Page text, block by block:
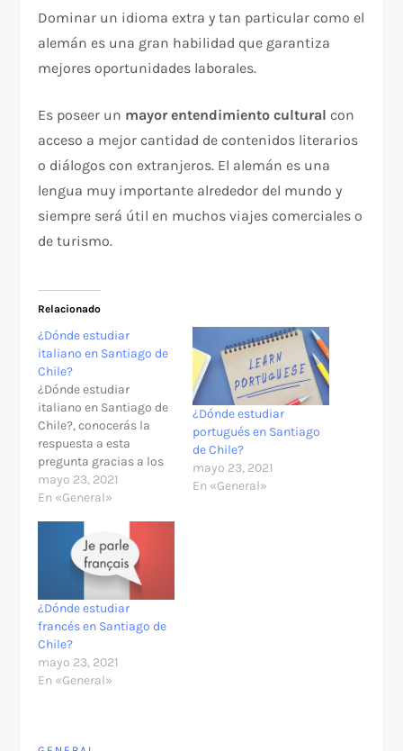
Dominar un idioma extra y tan particular como el
alemán es una gran habilidad que garantiza
mejores oportunidades laborales.
Es poseer un mayor entendimiento cultural con
acceso a mejor cantidad de contenidos literarios
o diálogos con extranjeros. El alemán es una
lengua muy importante alrededor del mundo y
siempre será útil en muchos viajes comerciales o
de turismo.
Relacionado
¿Dónde estudiar
italiano en Santiago de
Chile?
¿Dónde estudiar
italiano en Santiago de
Chile?, conocerás la
respuesta a esta
pregunta gracias a los
mejores institutos de la
ciudad. El italiano es
predominante en
Europa que guarda
mucha riqueza cultural
en muchas regiones del
mundo. Muchos
aseguran que con el
aprendizaje ideal se
puede convertir en…
mayo 23, 2021
En «General»
¿Dónde estudiar
portugués en Santiago
de Chile?
mayo 23, 2021
En «General»
¿Dónde estudiar
francés en Santiago de
Chile?
mayo 23, 2021
En «General»